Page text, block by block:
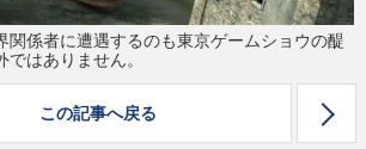
関係者に遭遇するのも東京ゲームショウの醍
はありません。
この記事へ戻る